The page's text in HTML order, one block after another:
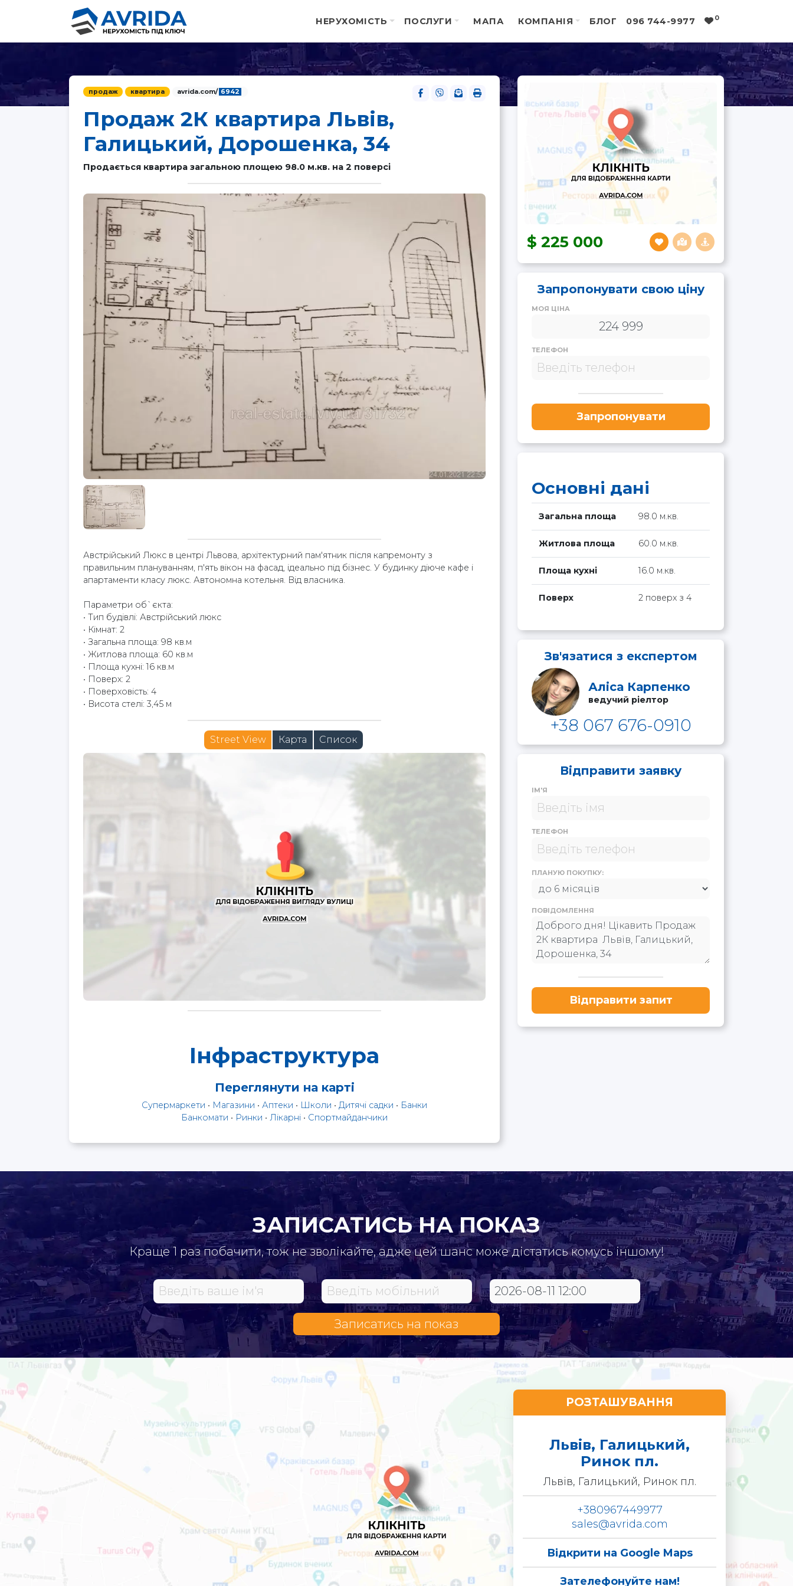
НЕРУХОМІСТЬ ПОСЛУГИ МАПА КОМПАНІЯ БЛОГ 096 744-9977 0
продаж квартира avrida.com/ 6942
Продаж 2К квартира Львів,
Галицький, Дорошенка, 34
Продається квартира загальною площею 98.0 м.кв. на 2 поверсі
Австрійський Люкс в центрі Львова, архітектурний пам'ятник після капремонту з
правильним плануванням, п'ять вікон на фасад, ідеально під бізнес. У будинку діюче кафе і
апартаменти класу люкс. Автономна котельня. Від власника.
Параметри об`єкта:
• Тип будівлі: Австрійський люкс
• Кімнат: 2
• Загальна площа: 98 кв.м
• Житлова площа: 60 кв.м
• Площа кухні: 16 кв.м
• Поверх: 2
• Поверховість: 4
• Висота стелі: 3,45 м
Street View Карта Список
Інфраструктура
Переглянути на карті
Супермаркети • Магазини • Аптеки • Школи • Дитячі садки • Банки
Банкомати • Ринки • Лікарні • Спортмайданчики
225 000
Запропонувати свою ціну
МОЯ ЦІНА
ТЕЛЕФОН
Запропонувати
Основні дані
Загальна площа 98.0 м.кв.
Житлова площа 60.0 м.кв.
Площа кухні 16.0 м.кв.
Поверх 2 поверх з 4
Зв'язатися з експертом
Аліса Карпенко
ведучий ріелтор
+38 067 676-0910
Відправити заявку
ІМ'Я
ТЕЛЕФОН
ПЛАНУЮ ПОКУПКУ:
ПОВІДОМЛЕННЯ
Відправити запит
ЗАПИСАТИСЬ НА ПОКАЗ
Краще 1 раз побачити, тож не зволікайте, адже цей шанс може дістатись комусь іншому!
Записатись на показ
РОЗТАШУВАННЯ
Львів, Галицький,
Ринок пл.
Львів, Галицький, Ринок пл.
+380967449977
sales@avrida.com
Відкрити на Google Maps
Зателефонуйте нам!